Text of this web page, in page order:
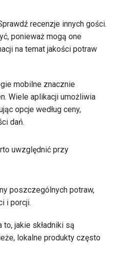
recenzje innych gości.
ponieważ mogą one
na temat jakości potraw
mobilne znacznie
Wiele aplikacji umożliwia
opcje według ceny,
dań.
uwzględnić przy
poszczególnych potraw,
i porcji.
to, jakie składniki są
lokalne produkty często